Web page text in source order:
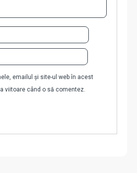
emailul și site-ul web în acest
viitoare când o să comentez.